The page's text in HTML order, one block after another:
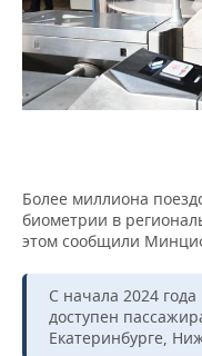
ОПК
ЭНЕРГЕТИКА
ТРАНСПОРТ
УСЛУГИ
IT
МЕДИА
НОВОСТИ
ВЫЕЗДНАЯ
ОТКРЫТАЯ ЛЕКЦИЯ
СПОРТ
НОВОСТИ СПОРТА
БАСКЕТБОЛ
ВОЛЕЙБОЛ
КИБЕРСПОРТ
ОБЩЕСТВО
ИНФРАСТРУКТУРА
ИСТОРИЯ
КУЛЬТУРА
СПРАВОЧНИК
СПИСОК ПЕРСОН
СПИСОК
ПОЛНАЯ ВЕРСИЯ
Более миллиона
биометрии в
этом сообщили
С начала 2024
доступен
Екатеринбурге,